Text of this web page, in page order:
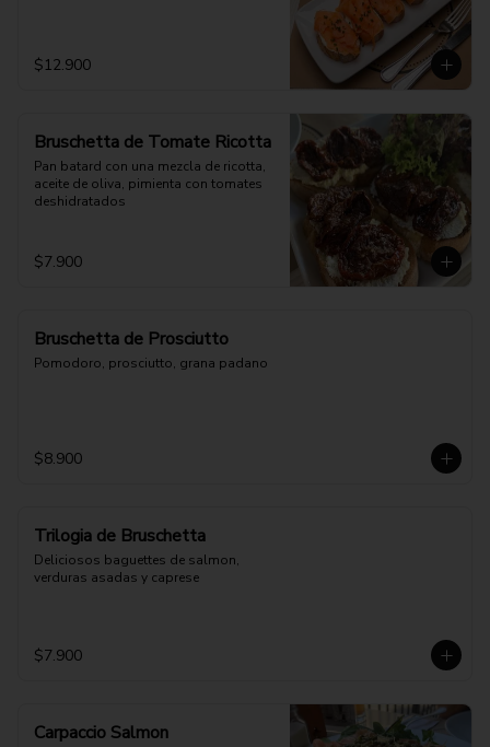
$12.900
Bruschetta de Tomate Ricotta
Pan batard con una mezcla de ricotta,
aceite de oliva, pimienta con tomates
deshidratados
$7.900
Bruschetta de Prosciutto
Pomodoro, prosciutto, grana padano
$8.900
Trilogia de Bruschetta
Deliciosos baguettes de salmon,
verduras asadas y caprese
$7.900
Carpaccio Salmon